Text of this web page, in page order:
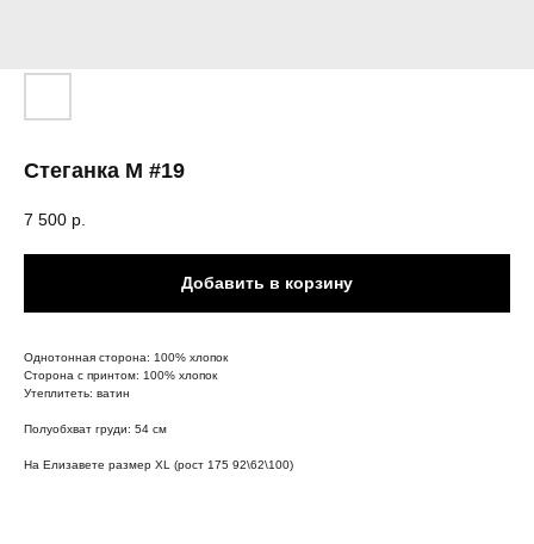
Стеганка М #19
7 500 р.
Добавить в корзину
Однотонная сторона: 100% хлопок
Сторона с принтом: 100% хлопок
Утеплитеть: ватин
Полуобхват груди: 54 см
На Елизавете размер XL (рост 175 92\62\100)